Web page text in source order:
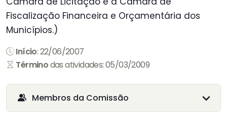
Fiscalização Financeira e Orçamentária dos
Municípios.)
Início: 22/06/2007
Términodas atividades: 05/03/2009
Membros da Comissão